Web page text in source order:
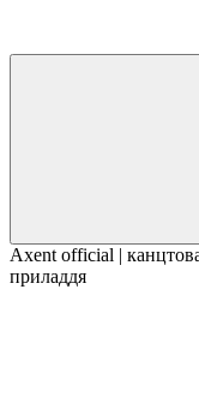
Axent official |
приладдя